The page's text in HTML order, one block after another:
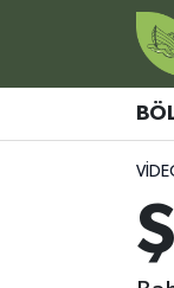
Bölge
Ekonomi
Şırnak
Şirnak